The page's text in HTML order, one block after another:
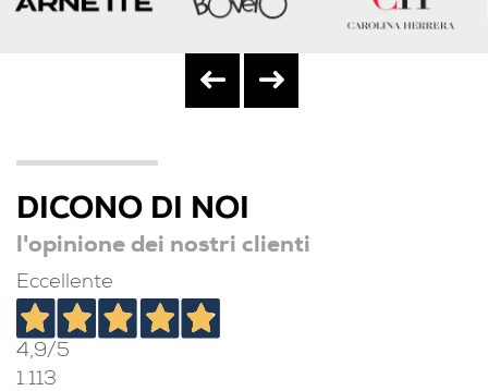
DICONO DI NOI
l'opinione dei nostri clienti
Eccellente
4,9/5
1.113